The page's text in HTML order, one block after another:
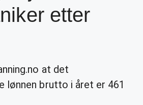
etter
at det
lønnen brutto i året er 461